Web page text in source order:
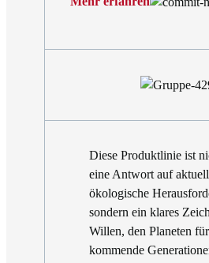
Diese Produktlinie ist
eine Antwort auf
ökologische
sondern ein klares
Willen, den Planeten für
kommende